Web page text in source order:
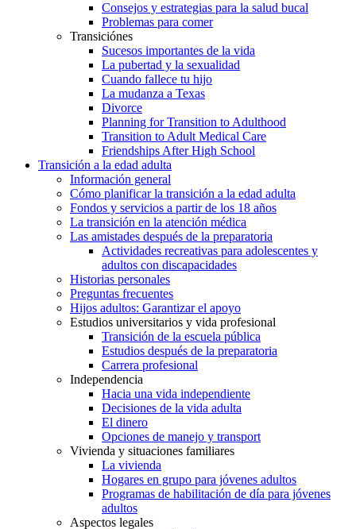
Consejos y estrategias para la salud bucal
Problemas para comer
Transiciónes
Sucesos importantes de la vida
La pubertad y la sexualidad
Cuando fallece tu hijo
La mudanza a Texas
Divorce
Planning for Transition to Adulthood
Transition to Adult Medical Care
Friendships After High School
Transición a la edad adulta
Información general
Cómo planificar la transición a la edad adulta
Fondos y servicios a partir de los 18 años
La transición en la atención médica
Las amistades después de la preparatoria
Actividades recreativas para adolescentes y
adultos con discapacidades
Historias personales
Preguntas frecuentes
Hijos adultos: Garantizar el apoyo
Estudios universitarios y vida profesional
Transición de la escuela pública
Estudios después de la preparatoria
Carrera profesional
Independencia
Hacia una vida independiente
Decisiones de la vida adulta
El dinero
Opciones de manejo y transport
Vivienda y situaciones familiares
La vivienda
Hogares en grupo para jóvenes adultos
Programas de habilitación de día para jóvenes
adultos
Aspectos legales